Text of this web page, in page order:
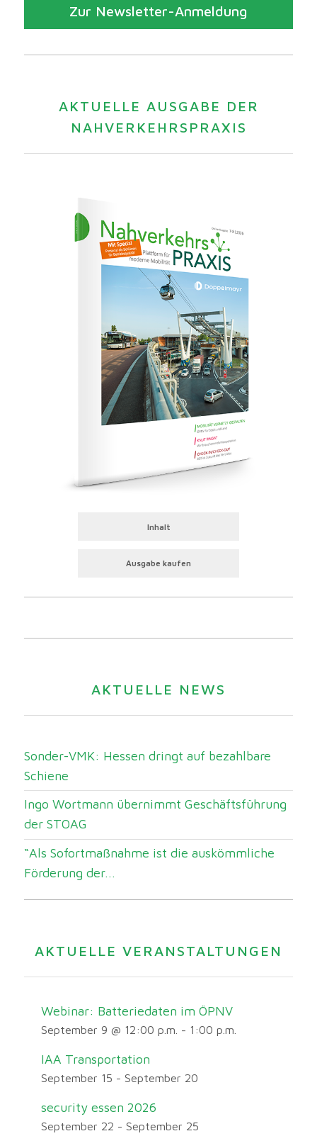
Zur Newsletter-Anmeldung
AKTUELLE AUSGABE DER
NAHVERKEHRSPRAXIS
Inhalt
Ausgabe kaufen
AKTUELLE NEWS
Sonder-VMK: Hessen dringt auf bezahlbare
Schiene
Ingo Wortmann übernimmt Geschäftsführung
der STOAG
“Als Sofortmaßnahme ist die auskömmliche
Förderung der...
AKTUELLE VERANSTALTUNGEN
Webinar: Batteriedaten im ÖPNV
September 9 @ 12:00 p.m. - 1:00 p.m.
IAA Transportation
September 15 - September 20
security essen 2026
September 22 - September 25